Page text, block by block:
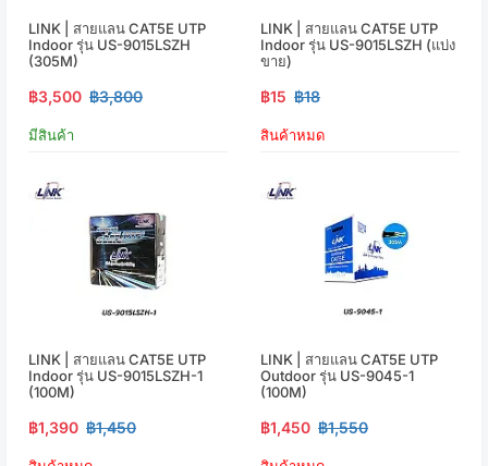
LINK | สายแลน CAT5E UTP
Indoor รุ่น US-9015LSZH
(305M)
฿3,500 ฿3,800
มีสินค้า
LINK | สายแลน CAT5E UTP
Indoor รุ่น US-9015LSZH (แบ่ง
ขาย)
฿15 ฿18
สินค้าหมด
LINK | สายแลน CAT5E UTP
Indoor รุ่น US-9015LSZH-1
(100M)
฿1,390 ฿1,450
LINK | สายแลน CAT5E UTP
Outdoor รุ่น US-9045-1
(100M)
฿1,450 ฿1,550